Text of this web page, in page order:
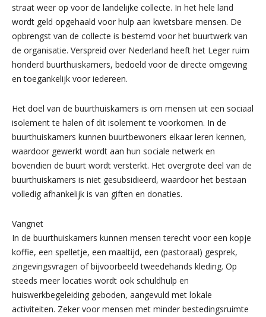
straat weer op voor de landelijke collecte. In het hele land
wordt geld opgehaald voor hulp aan kwetsbare mensen. De
opbrengst van de collecte is bestemd voor het buurtwerk van
de organisatie. Verspreid over Nederland heeft het Leger ruim
honderd buurthuiskamers, bedoeld voor de directe omgeving
en toegankelijk voor iedereen.
Het doel van de buurthuiskamers is om mensen uit een sociaal
isolement te halen of dit isolement te voorkomen. In de
buurthuiskamers kunnen buurtbewoners elkaar leren kennen,
waardoor gewerkt wordt aan hun sociale netwerk en
bovendien de buurt wordt versterkt. Het overgrote deel van de
buurthuiskamers is niet gesubsidieerd, waardoor het bestaan
volledig afhankelijk is van giften en donaties.
Vangnet
In de buurthuiskamers kunnen mensen terecht voor een kopje
koffie, een spelletje, een maaltijd, een (pastoraal) gesprek,
zingevingsvragen of bijvoorbeeld tweedehands kleding. Op
steeds meer locaties wordt ook schuldhulp en
huiswerkbegeleiding geboden, aangevuld met lokale
activiteiten. Zeker voor mensen met minder bestedingsruimte